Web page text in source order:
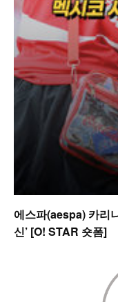
에스파(aespa) 카리
신’ [O! STAR 숏폼]